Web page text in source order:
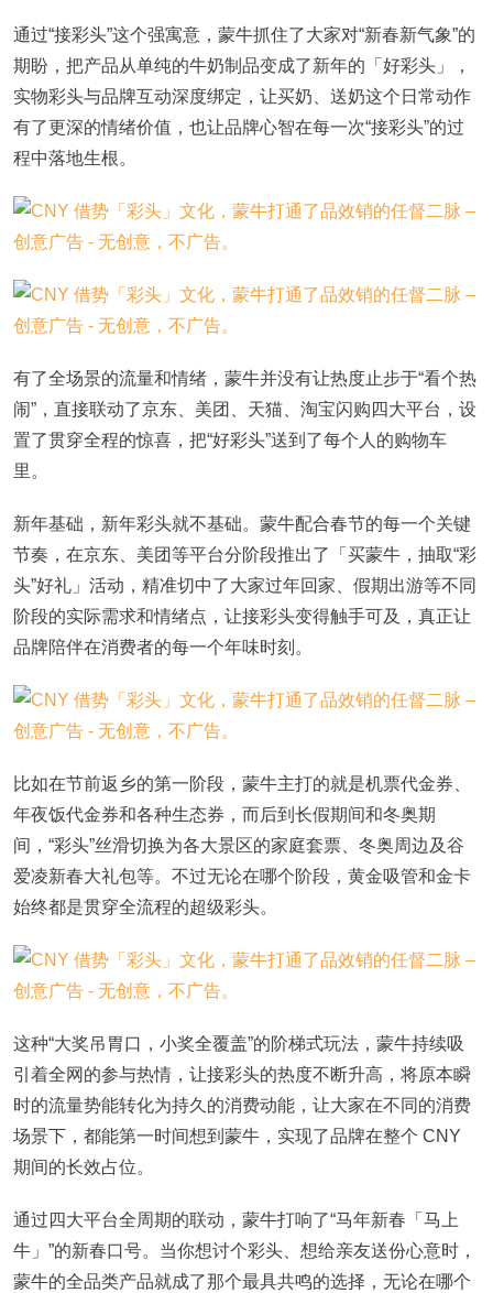
通过“接彩头”这个强寓意，蒙牛抓住了大家对“新春新气象”的
期盼，把产品从单纯的牛奶制品变成了新年的「好彩头」，
实物彩头与品牌互动深度绑定，让买奶、送奶这个日常动作
有了更深的情绪价值，也让品牌心智在每一次“接彩头”的过
程中落地生根。
有了全场景的流量和情绪，蒙牛并没有让热度止步于“看个热
闹”，直接联动了京东、美团、天猫、淘宝闪购四大平台，设
置了贯穿全程的惊喜，把“好彩头”送到了每个人的购物车
里。
新年基础，新年彩头就不基础。蒙牛配合春节的每一个关键
节奏，在京东、美团等平台分阶段推出了「买蒙牛，抽取“彩
头”好礼」活动，精准切中了大家过年回家、假期出游等不同
阶段的实际需求和情绪点，让接彩头变得触手可及，真正让
品牌陪伴在消费者的每一个年味时刻。
比如在节前返乡的第一阶段，蒙牛主打的就是机票代金券、
年夜饭代金券和各种生态券，而后到长假期间和冬奥期
间，“彩头”丝滑切换为各大景区的家庭套票、冬奥周边及谷
爱凌新春大礼包等。不过无论在哪个阶段，黄金吸管和金卡
始终都是贯穿全流程的超级彩头。
这种“大奖吊胃口，小奖全覆盖”的阶梯式玩法，蒙牛持续吸
引着全网的参与热情，让接彩头的热度不断升高，将原本瞬
时的流量势能转化为持久的消费动能，让大家在不同的消费
场景下，都能第一时间想到蒙牛，实现了品牌在整个 CNY
期间的长效占位。
通过四大平台全周期的联动，蒙牛打响了“马年新春「马上
牛」”的新春口号。当你想讨个彩头、想给亲友送份心意时，
蒙牛的全品类产品就成了那个最具共鸣的选择，无论在哪个